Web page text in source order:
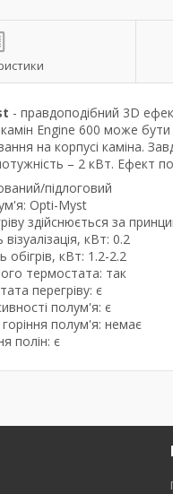
- правдоподібний 3D
Engine 600 може бути
на корпусі каміна.
– 2 кВт. Ефект
підлоговий
Opti-Myst
здійснюється за
кВт: 0.2
кВт: 1.2-2.2
термостата: так
перегріву: є
полум'я: є
полум'я: немає
полін: є